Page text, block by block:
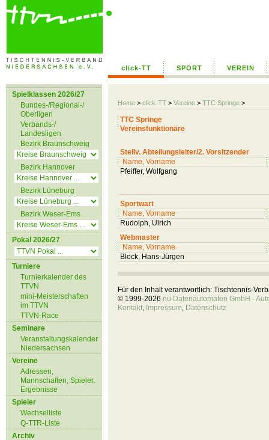
click-TT SPORT VEREIN
Home > click-TT > Vereine > TTC Springe >
Spielklassen 2026/27
Bundes-/Regional-/
Oberligen
Verbands-/
Landesligen
Bezirk Braunschweig
Bezirk Hannover
Bezirk Lüneburg
Bezirk Weser-Ems
Pokal 2026/27
Turniere
Turnierkalender des
TTVN
mini-Meisterschaften
im TTVN
TTVN-Race
Seminare
Veranstaltungskalender
Niedersachsen
Vereine
Adressen,
Mannschaften, Spieler,
Ergebnisse
Spieler
Wechselliste
Q-TTR-Liste
Archiv
TTC Springe
Vereinsfunktionäre
Stellv. Abteilungsleiter/2. Vorsitzender
Name, Vorname
Pfeiffer, Wolfgang
Sportwart
Name, Vorname
Rudolph, Ulrich
Webmaster
Name, Vorname
Block, Hans-Jürgen
Für den Inhalt verantwortlich: Tischtennis-
© 1999-2026 nu Datenautomaten GmbH -
Kontakt, Impressum, Datenschutz